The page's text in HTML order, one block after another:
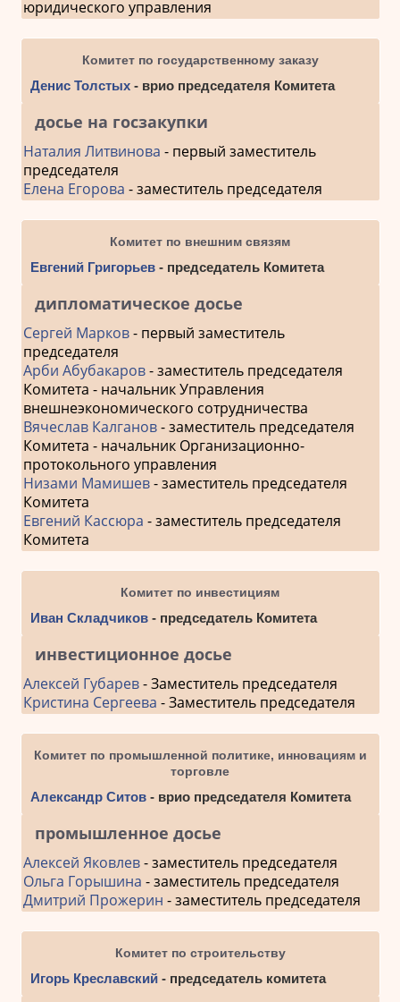
юридического управления
Комитет по государственному заказу
Денис Толстых- врио председателя Комитета
досье на госзакупки
Наталия Литвинова - первый заместитель
председателя
Елена Егорова - заместитель председателя
Комитет по внешним связям
Евгений Григорьев- председатель Комитета
дипломатическое досье
Сергей Марков- первый заместитель
председателя
Арби Абубакаров- заместитель председателя
Комитета - начальник Управления
внешнеэкономического сотрудничества
Вячеслав Калганов- заместитель председателя
Комитета - начальник Организационно-
протокольного управления
Низами Мамишев- заместитель председателя
Комитета
Евгений Кассюра - заместитель председателя
Комитета
Комитет по инвестициям
Иван Складчиков- председатель Комитета
инвестиционное досье
Алексей Губарев- Заместитель председателя
Кристина Сергеева - Заместитель председателя
Комитет по промышленной политике, инновациям и
торговле
Александр Ситов- врио председателя Комитета
промышленное досье
Алексей Яковлев- заместитель председателя
Ольга Горышина - заместитель председателя
Дмитрий Прожерин - заместитель председателя
Комитет по строительству
Игорь Креславский - председатель комитета